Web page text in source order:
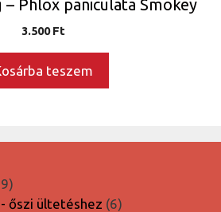
– Phlox paniculata Smokey
3.500Ft
teszem
1759
termék
őszi ültetéshez 66